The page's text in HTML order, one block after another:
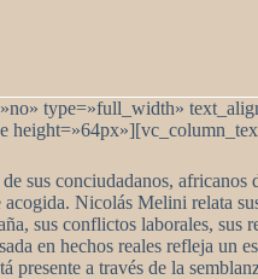
type=»full_width»
sus conciudadanos,
acogida. Nicolás Melini relata
sus conflictos laborales,
en hechos reales refleja un
presente a través de la